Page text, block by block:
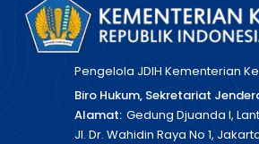
Pengelola JDIH Kementerian
Biro Hukum, Sekretariat
Alamat: Gedung Djuanda I,
Jl. Dr. Wahidin Raya No 1,